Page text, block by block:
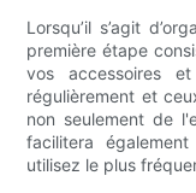
Lorsqu’il s’agit
première étape
vos accessoires
régulièrement et
non seulement de
facilitera
utilisez le plus